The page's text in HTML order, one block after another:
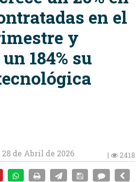
en el
y
184% su
| 2418
de Abril de 2026